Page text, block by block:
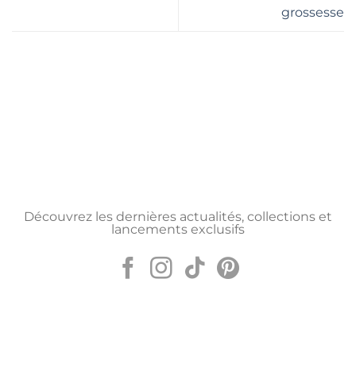
grossesse
Découvrez les dernières actualités, collections et
lancements exclusifs